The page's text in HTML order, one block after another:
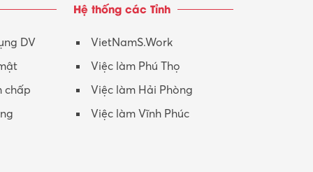
Nhân viên CSKH
Phục vụ khác
Promotion Girl (PG)
DV
chấp
Hệ thống các Tỉnh
VietNamS.Work
Việc làm Phú Thọ
Việc làm Hải Phòng
Việc làm Vĩnh Phúc